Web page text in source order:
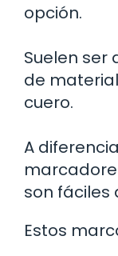
opción.
Suelen ser
de
cuero.
A
son fáciles
Estos